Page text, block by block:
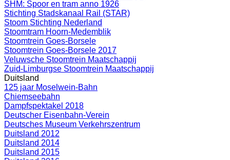
SHM: Spoor en tram anno 1926
Stichting Stadskanaal Rail (STAR)
Stoom Stichting Nederland
Stoomtram Hoorn-Medemblik
Stoomtrein Goes-Borsele
Stoomtrein Goes-Borsele 2017
Veluwsche Stoomtrein Maatschappij
Zuid-Limburgse Stoomtrein Maatschappij
Duitsland
125 jaar Moselwein-Bahn
Chiemseebahn
Dampfspektakel 2018
Deutscher Eisenbahn-Verein
Deutsches Museum Verkehrszentrum
Duitsland 2012
Duitsland 2014
Duitsland 2015